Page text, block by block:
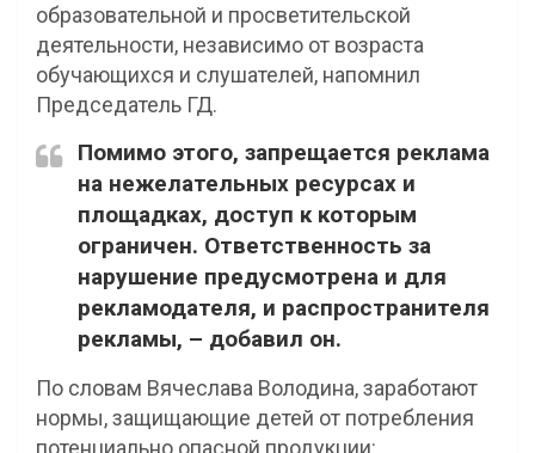
образовательной и просветительской
деятельности, независимо от возраста
обучающихся и слушателей, напомнил
Председатель ГД.
Помимо этого, запрещается реклама
на нежелательных ресурсах и
площадках, доступ к которым
ограничен. Ответственность за
нарушение предусмотрена и для
рекламодателя, и распространителя
рекламы, – добавил он.
По словам Вячеслава Володина, заработают
нормы, защищающие детей от потребления
потенциально опасной продукции: